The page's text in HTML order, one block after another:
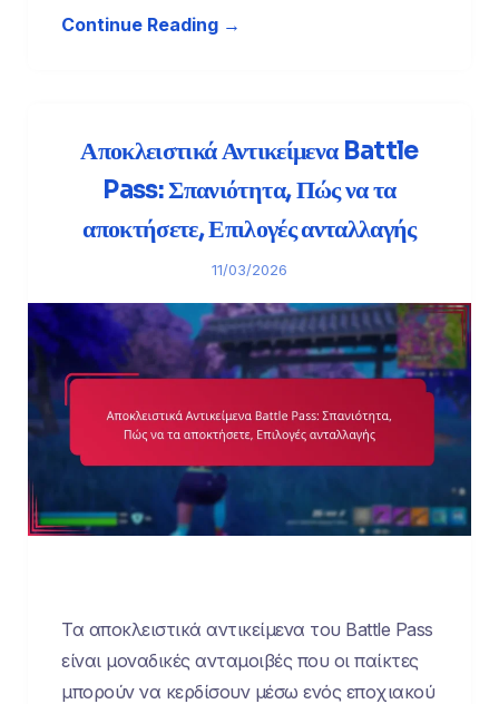
Continue Reading →
Αποκλειστικά Αντικείμενα Battle
Pass: Σπανιότητα, Πώς να τα
αποκτήσετε, Επιλογές ανταλλαγής
11/03/2026
Τα αποκλειστικά αντικείμενα του Battle Pass
είναι μοναδικές ανταμοιβές που οι παίκτες
μπορούν να κερδίσουν μέσω ενός εποχιακού